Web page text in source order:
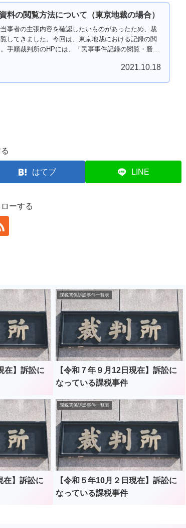
料の閲覧方法について（東京地裁の場合）
事者の主張内容を確認したいものがあったため、裁
してきました。今回は、東京地裁における記録の閲
手順裁判所のHPには、「民事事件記録の閲覧・謄写
2021.10.18
はてブ LINE
ーする
在】訴訟に
課税関係訴訟事件一覧表
【令和７年９月12日現在】訴訟に
なっている課税事件
在】訴訟に
課税関係訴訟事件一覧表
【令和５年10月２日現在】訴訟に
なっている課税事件